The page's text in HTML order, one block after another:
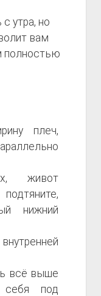
утра, но
вам
полностью
плеч,
живот
нижний
всё выше
под